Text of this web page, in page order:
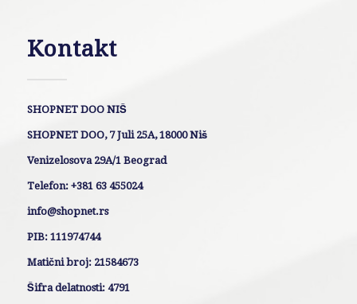
Kontakt
SHOPNET DOO NIŠ
SHOPNET DOO, 7 Juli 25A, 18000 Niš
Venizelosova 29A/1 Beograd
Telefon: +381 63 455024
info@shopnet.rs
PIB: 111974744
Matični broj: 21584673
Šifra delatnosti: 4791